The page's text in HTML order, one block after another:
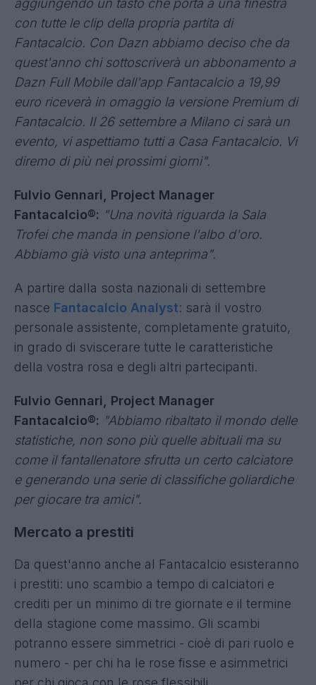
tra Lega Serie A, Volkswagen e Fantacalcio
arriva una novità: non volevamo solo
aggiungere contenuti in app, ma creare un
ecosistema di informazioni. Siamo partiti dalla
sala stampa, da quest'anno parte anche la
tribuna Volkswagen che racchiude il vecchio
live. Appena disponibili da quest'anno avremo
anche gli highlights che saranno stabilmente in
app Fantacalcio. Siamo andati anche oltre
aggiungendo un tasto che porta a una finestra
con tutte le clip della propria partita di
Fantacalcio. Con Dazn abbiamo deciso che da
quest'anno chi sottoscriverà un abbonamento a
euro riceverà in omaggio la versione Premium di
Fantacalcio. Il 26 settembre a Milano ci sarà un
evento, vi aspettiamo tutti a Casa Fantacalcio. Vi
diremo di più nei prossimi giorni".
Fantacalcio®: "Una novità riguarda la Sala
Trofei che manda in pensione l'albo d'oro.
Abbiamo già visto una anteprima".
A partire dalla sosta nazionali di settembre
nasceFantacalcio Analyst
in grado di sviscerare tutte le caratteristiche
Fulvio Gennari, Project Manager
Fantacalcio®:"Abbiamo ribaltato il mondo delle
statistiche, non sono più quelle abituali ma su
come il fantallenatore sfrutta un certo calciatore
e generando una serie di classifiche goliardiche